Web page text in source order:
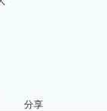
分享